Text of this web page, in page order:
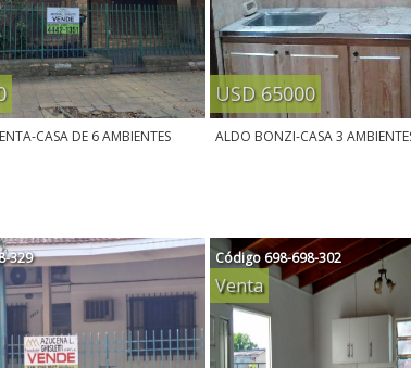
CASA DE 6 AMBIENTES
USD 65000
ALDO BONZI-CASA 3
329 Código698-698-302
Venta